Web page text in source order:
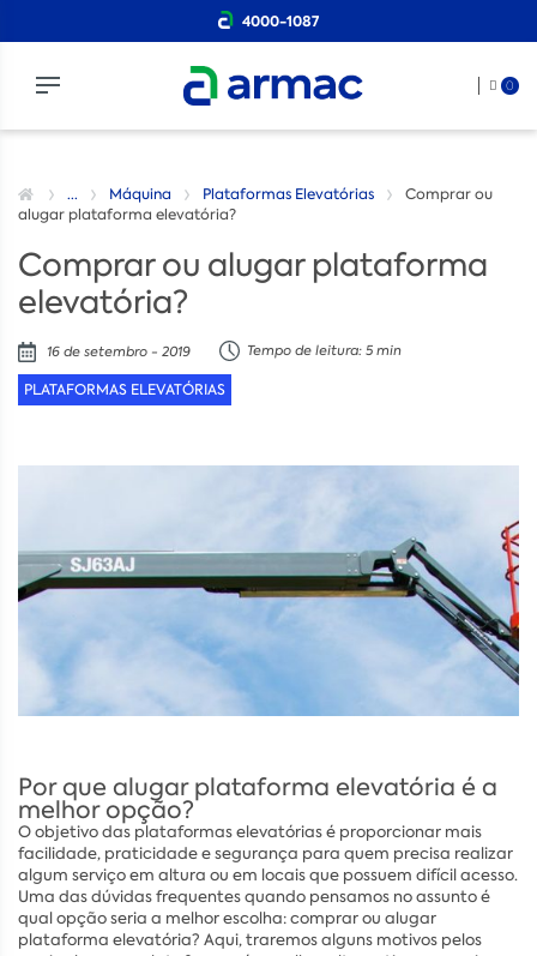
4000-1087
0
... Máquina Plataformas Elevatórias
Comprar ou
alugar plataforma elevatória?
Comprar ou alugar plataforma
elevatória?
16 de setembro - 2019 Tempo de leitura: 5 min
PLATAFORMAS ELEVATÓRIAS
Por que alugar plataforma elevatória é a
melhor opção?
O objetivo das plataformas elevatórias é proporcionar mais
facilidade, praticidade e segurança para quem precisa realizar
algum serviço em altura ou em locais que possuem difícil acesso.
Uma das dúvidas frequentes quando pensamos no assunto é
qual opção seria a melhor escolha: comprar ou alugar
plataforma elevatória? Aqui, traremos alguns motivos pelos